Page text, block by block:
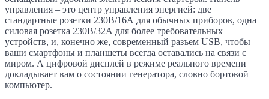
управления – это центр управления энергией: две
стандартные розетки 230В/16А для обычных приборов, одна
силовая розетка 230В/32А для более требовательных
устройств, и, конечно же, современный разъем USB, чтобы
ваши смартфоны и планшеты всегда оставались на связи с
миром. А цифровой дисплей в режиме реального времени
докладывает вам о состоянии генератора, словно бортовой
компьютер.